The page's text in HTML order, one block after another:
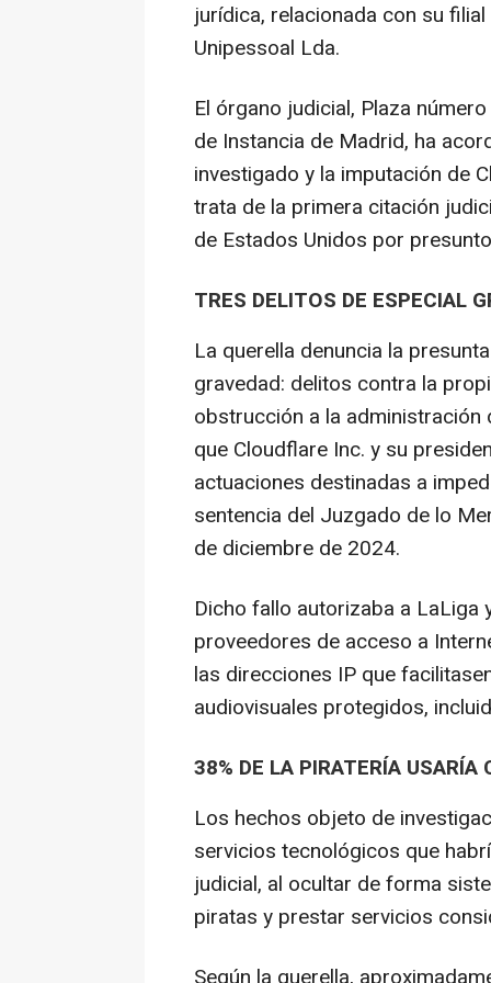
jurídica, relacionada con su
Unipessoal Lda.
El órgano judicial, Plaza
de Instancia de Madrid, ha
investigado y la imputación de
trata de la primera citación
de Estados Unidos por
TRES DELITOS DE ESPECIAL
La querella denuncia la
gravedad: delitos contra la
obstrucción a la
que Cloudflare Inc. y su
actuaciones destinadas a
sentencia del Juzgado de lo
de diciembre de 2024.
Dicho fallo autorizaba a
proveedores de acceso a
las direcciones IP que
audiovisuales protegidos,
38% DE LA PIRATERÍA USARÍA
Los hechos objeto de
servicios tecnológicos que
judicial, al ocultar de forma
piratas y prestar servicios